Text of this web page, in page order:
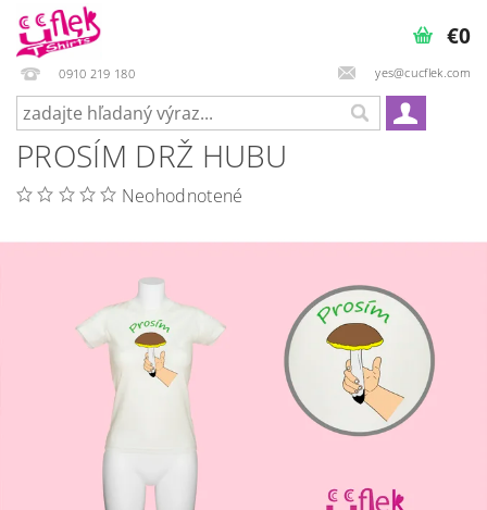
0910 219 180 yes@cucflek.com
€0
PROSÍM DRŽ HUBU
Neohodnotené